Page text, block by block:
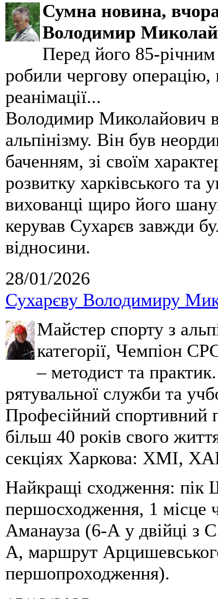
Сумна новина,
Володимир
Перед його 85-
робили чергову операцію,
реанімації...
Володимир Миколайович
альпінізму. Він був
баченням, зі своїм
розвитку харківського та
вихованці щиро його
керував Сухарєв завжди
відносини.
28/01/2026
Сухарєву Володимиру
Майстер спорту з
категорії, Чемпіон
– методист та
рятувальної служби та
Професійний спортивний
більш 40 років свого
секціях Харкова: ХМІ,
Найкращі сходження: пік
першосходження, 1 місце
Аманауза (6-А у двійці з
А, маршрут
першопроходження).